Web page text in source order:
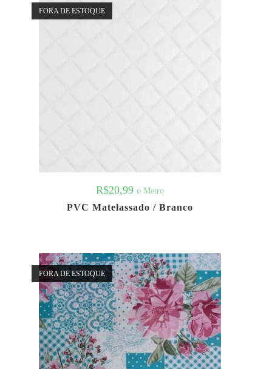
FORA DE ESTOQUE
R$20,99 o Metro
PVC Matelassado / Branco
FORA DE ESTOQUE